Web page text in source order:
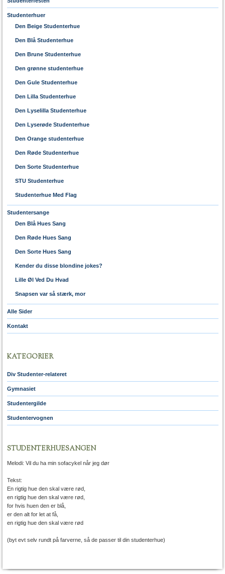
Studenterhuer
Den Beige Studenterhue
Den Blå Studenterhue
Den Brune Studenterhue
Den grønne studenterhue
Den Gule Studenterhue
Den Lilla Studenterhue
Den Lyselilla Studenterhue
Den Lyserøde Studenterhue
Den Orange studenterhue
Den Røde Studenterhue
Den Sorte Studenterhue
STU Studenterhue
Studenterhue Med Flag
Studentersange
Den Blå Hues Sang
Den Røde Hues Sang
Den Sorte Hues Sang
Kender du disse blondine jokes?
Lille Øl Ved Du Hvad
Snapsen var så stærk, mor
Alle Sider
Kontakt
KATEGORIER
Div Studenter-relateret
Gymnasiet
Studentergilde
Studentervognen
STUDENTERHUESANGEN
Melodi: Vil du ha min sofacykel når jeg dør
Tekst:
En rigtig hue den skal være rød,
en rigtig hue den skal være rød,
for hvis huen den er blå,
er den alt for let at få,
en rigtig hue den skal være rød
(byt evt selv rundt på farverne, så de passer til din studenterhue)